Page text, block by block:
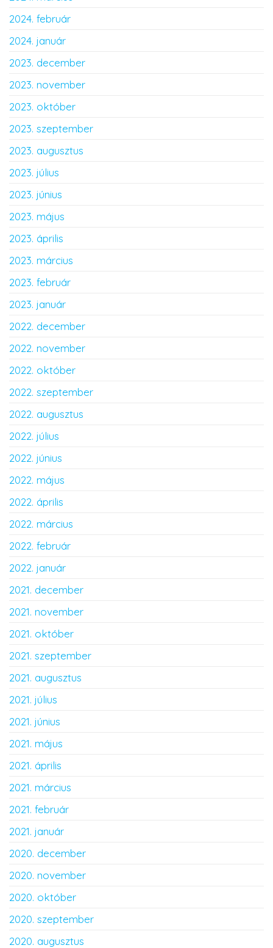
2024. február
2024. január
2023. december
2023. november
2023. október
2023. szeptember
2023. augusztus
2023. július
2023. június
2023. május
2023. április
2023. március
2023. február
2023. január
2022. december
2022. november
2022. október
2022. szeptember
2022. augusztus
2022. július
2022. június
2022. május
2022. április
2022. március
2022. február
2022. január
2021. december
2021. november
2021. október
2021. szeptember
2021. augusztus
2021. július
2021. június
2021. május
2021. április
2021. március
2021. február
2021. január
2020. december
2020. november
2020. október
2020. szeptember
2020. augusztus